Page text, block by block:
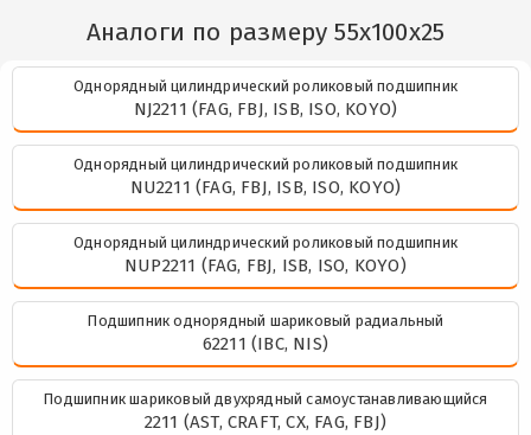
Аналоги по размеру 55x100x25
Однорядный цилиндрический роликовый подшипник
NJ2211 (FAG, FBJ, ISB, ISO, KOYO)
Однорядный цилиндрический роликовый подшипник
NU2211 (FAG, FBJ, ISB, ISO, KOYO)
Однорядный цилиндрический роликовый подшипник
NUP2211 (FAG, FBJ, ISB, ISO, KOYO)
Подшипник однорядный шариковый радиальный
62211 (IBC, NIS)
Подшипник шариковый двухрядный самоустанавливающийся
2211 (AST, CRAFT, CX, FAG, FBJ)